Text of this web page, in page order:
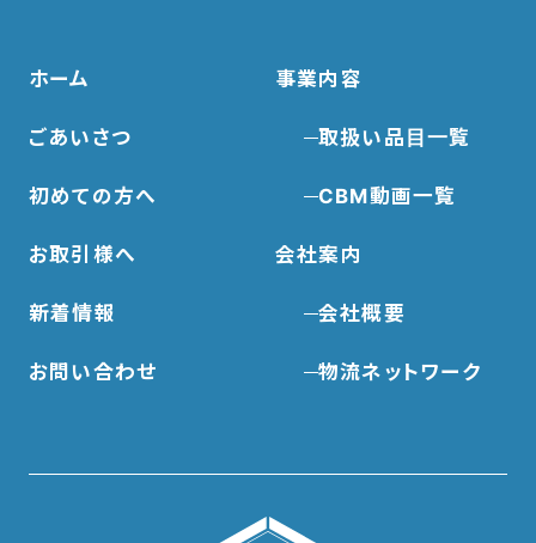
ホーム 事業内容
取扱い品目一覧
CBM動画一覧
ごあいさつ
会社案内
会社概要
物流ネットワーク
初めての方へ
お取引様へ
新着情報
お問い合わせ